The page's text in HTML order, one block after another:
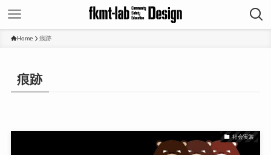
Home 痕跡
痕跡
社会実装